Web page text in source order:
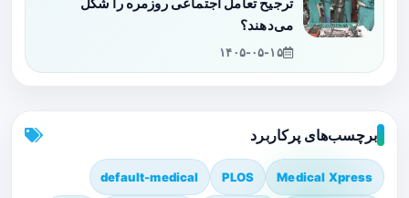
ترجیح تعامل اجتماعی روزمره را شکل
می‌دهند؟
۱۴۰۵-۰۵-۱۵
برچسب‌های پرکاربرد
Medical Xpress
PLOS
default-medical